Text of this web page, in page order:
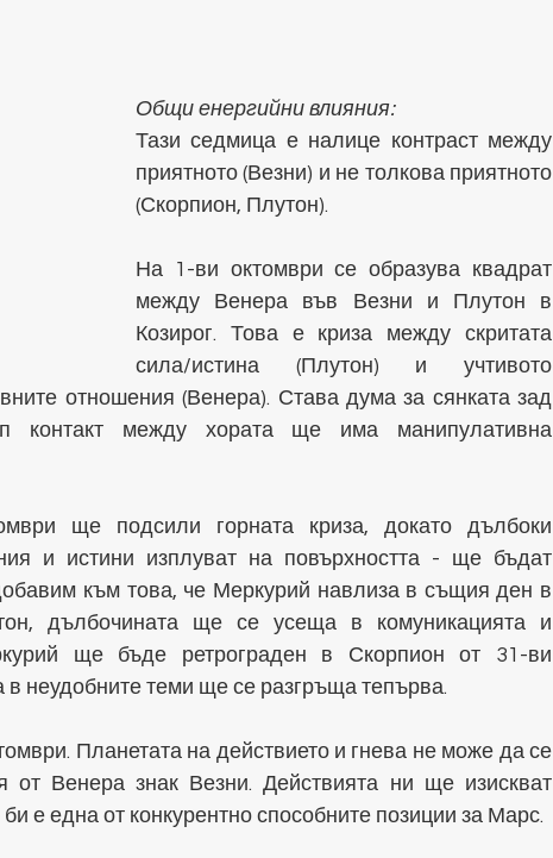
Общи енергийни влияния:
Тази седмица е налице контраст между
приятното (Везни) и не толкова приятното
(Скорпион, Плутон).
На 1-ви октомври се образува квадрат
между Венера във Везни и Плутон в
Козирог. Това е криза между скритата
сила/истина (Плутон) и учтивото
отношения (Венера). Става дума за сянката зад
контакт между хората ще има манипулативна
ще подсили горната криза, докато дълбоки
и истини изплуват на повърхността - ще бъдат
към това, че Меркурий навлиза в същия ден в
дълбочината ще се усеща в комуникацията и
ще бъде ретрограден в Скорпион от 31-ви
в неудобните теми ще се разгръща тепърва.
Планетата на действието и гнева не може да се
от Венера знак Везни. Действията ни ще изискват
е една от конкурентно способните позиции за Марс.